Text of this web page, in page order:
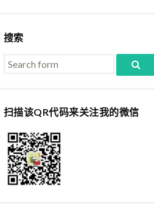
搜索
扫描该QR代码来关注我的微信